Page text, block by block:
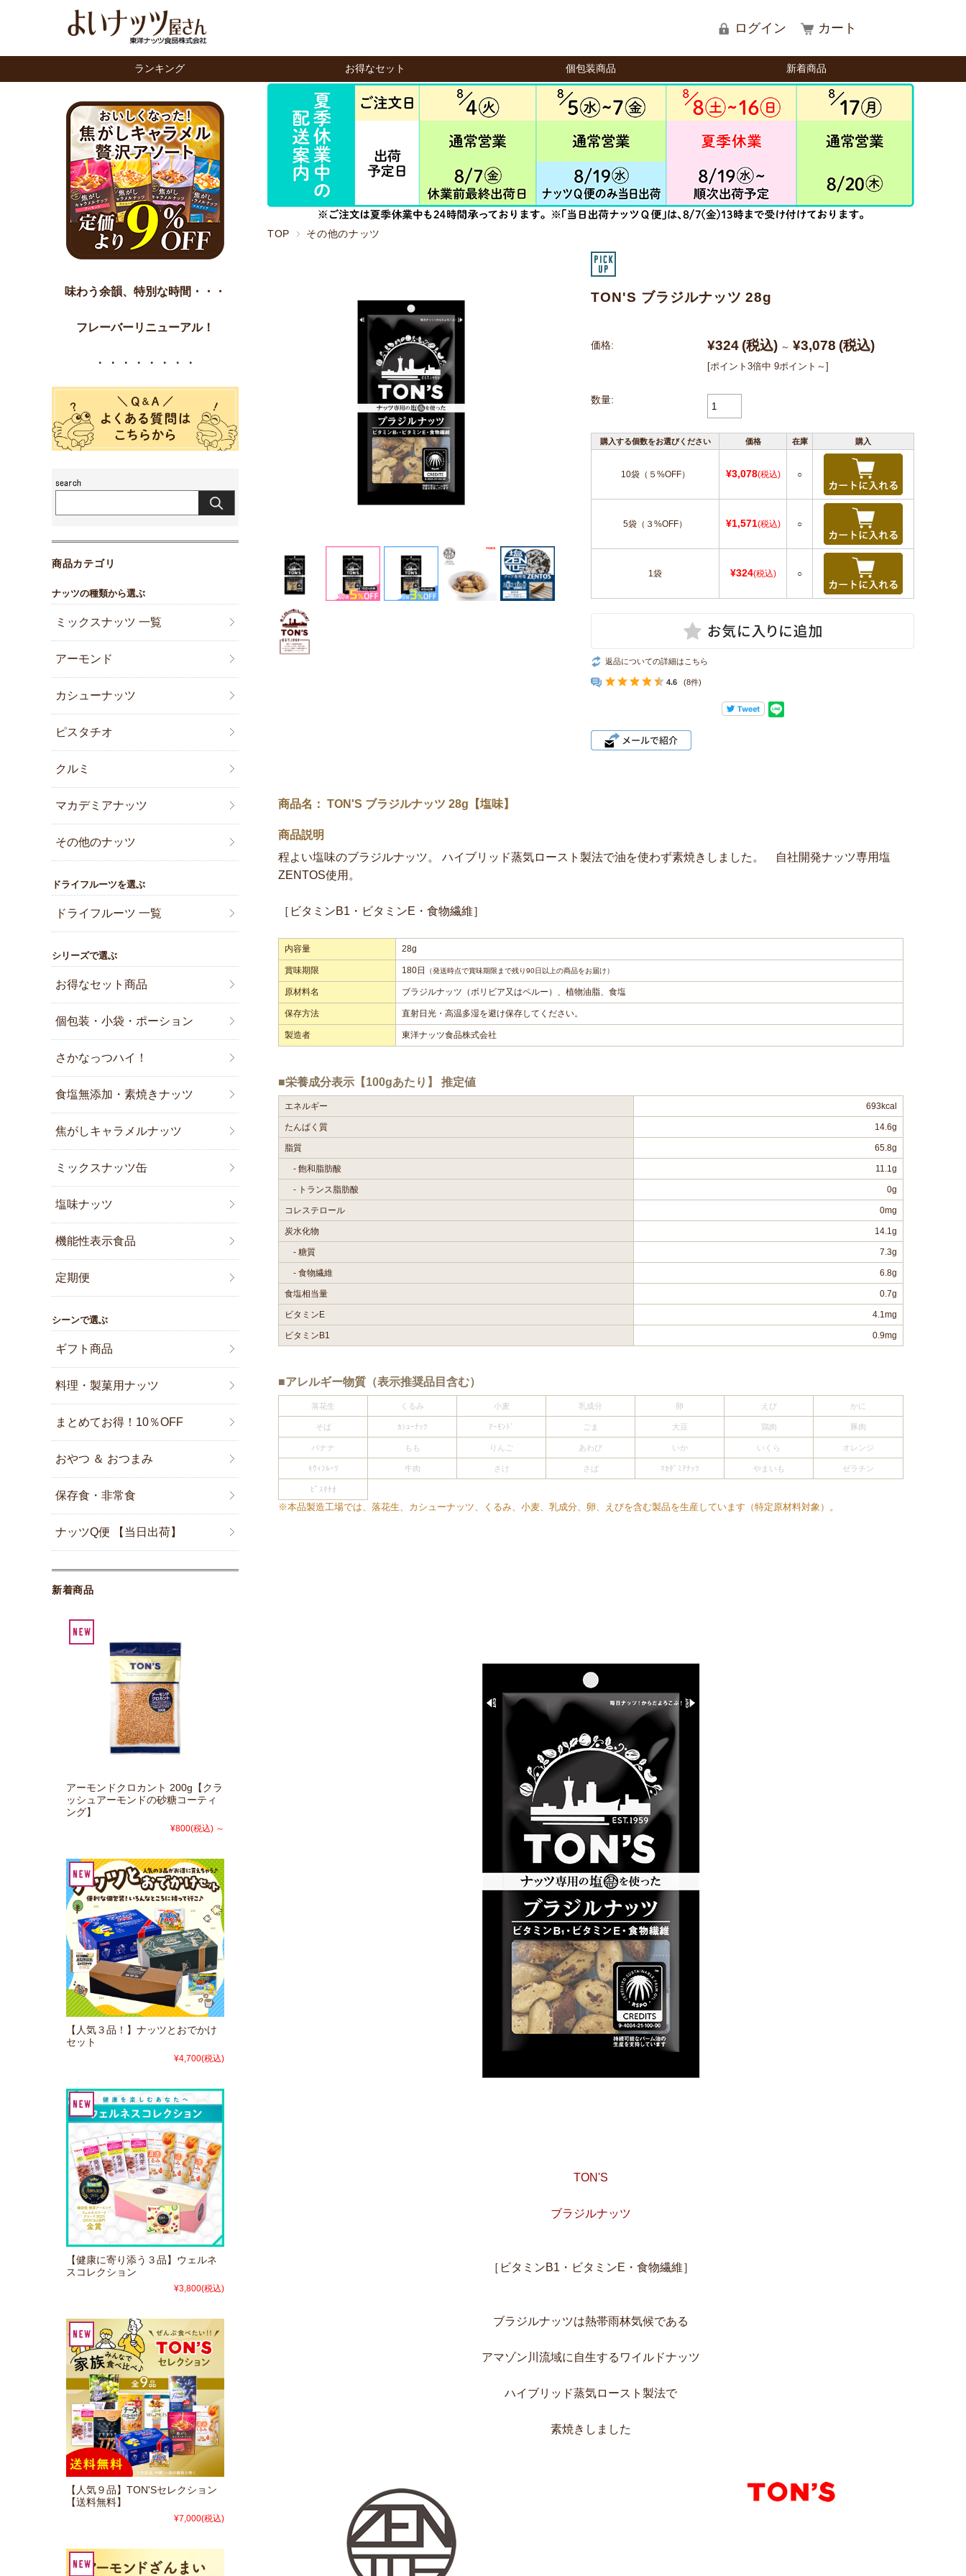
ログイン カート
ランキング お得なセット 個包装商品 新着商品
TOP その他のナッツ
TON'S ブラジルナッツ 28g
価格: ¥324 (税込) ～ ¥3,078 (税込)
[ポイント3倍中 9ポイント～]
数量:
購入する個数をお選びください 価格 在庫 購入
10袋（５%OFF） ¥3,078(税込) ○
5袋（３%OFF） ¥1,571(税込) ○
1袋 ¥324(税込) ○
返品についての詳細はこちら
4.6 (8件)
商品名： TON'S ブラジルナッツ 28g【塩味】
商品説明
程よい塩味のブラジルナッツ。 ハイブリッド蒸気ロースト製法で油を使わず素焼きしました。 自社開発ナッツ専用塩
ZENTOS使用。
［ビタミンB1・ビタミンE・食物繊維］
内容量 28g
賞味期限 180日 （発送時点で賞味期限まで残り90日以上の商品をお届け）
原材料名 ブラジルナッツ（ボリビア又はペルー）、植物油脂、食塩
保存方法 直射日光・高温多湿を避け保存してください。
製造者 東洋ナッツ食品株式会社
■栄養成分表示【100gあたり】 推定値
エネルギー 693kcal
たんぱく質 14.6g
脂質 65.8g
- 飽和脂肪酸 11.1g
- トランス脂肪酸 0g
コレステロール 0mg
炭水化物 14.1g
- 糖質 7.3g
- 食物繊維 6.8g
食塩相当量 0.7g
ビタミンE 4.1mg
ビタミンB1 0.9mg
■アレルギー物質（表示推奨品目含む）
落花生 くるみ 小麦 乳成分 卵 えび かに
そば ｶｼｭｰﾅｯﾂ ｱｰﾓﾝﾄﾞ ごま 大豆 鶏肉 豚肉
バナナ もも りんご あわび いか いくら オレンジ
ｷｳｨﾌﾙｰﾂ 牛肉 さけ さば ﾏｶﾀﾞﾐｱﾅｯﾂ やまいも ゼラチン
ﾋﾟｽﾀﾁｵ
※本品製造工場では、落花生、カシューナッツ、くるみ、小麦、乳成分、卵、えびを含む製品を生産しています（特定原材料対象）。
TON'S
ブラジルナッツ
［ビタミンB1・ビタミンE・食物繊維］
ブラジルナッツは熱帯雨林気候である
アマゾン川流域に自生するワイルドナッツ
ハイブリッド蒸気ロースト製法で
素焼きしました
味わう余韻、特別な時間・・・
フレーバーリニューアル！
・・・・・・・・
商品カテゴリ
ナッツの種類から選ぶ
ミックスナッツ 一覧
アーモンド
カシューナッツ
ピスタチオ
クルミ
マカデミアナッツ
その他のナッツ
ドライフルーツを選ぶ
ドライフルーツ 一覧
シリーズで選ぶ
お得なセット商品
個包装・小袋・ポーション
さかなっつハイ！
食塩無添加・素焼きナッツ
焦がしキャラメルナッツ
ミックスナッツ缶
塩味ナッツ
機能性表示食品
定期便
シーンで選ぶ
ギフト商品
料理・製菓用ナッツ
まとめてお得！10％OFF
おやつ ＆ おつまみ
保存食・非常食
ナッツQ便 【当日出荷】
新着商品
アーモンドクロカント 200g【クラ
ッシュアーモンドの砂糖コーティ
ング】
¥800(税込) ～
【人気３品！】ナッツとおでかけ
セット
¥4,700(税込)
【健康に寄り添う３品】ウェルネ
スコレクション
¥3,800(税込)
【人気９品】TON'Sセレクション
【送料無料】
¥7,000(税込)